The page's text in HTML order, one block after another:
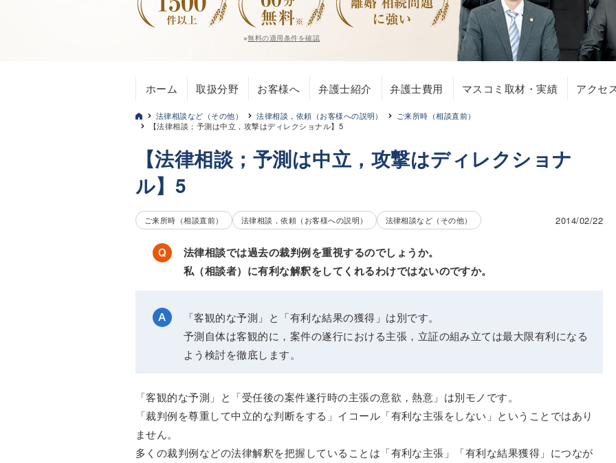
※無料の適用条件を確認
ホーム 取扱分野 お客様へ 弁護士紹介 弁護士費用 マスコミ取材・実績 アクセ
法律相談など（その他） 法律相談，依頼（お客様への説明）
ご来所時（相談直前）
【法律相談；予測は中立，攻撃はディレクショナル】5
【法律相談；予測は中立，攻撃はディレクショナ
ル】5
ご来所時（相談直前） 法律相談，依頼（お客様への説明） 法律相談など（その他） 2014/02/22
法律相談では過去の裁判例を重視するのでしょうか。
私（相談者）に有利な解釈をしてくれるわけではないのですか。
「客観的な予測」と「有利な結果の獲得」は別です。
予測自体は客観的に，案件の遂行における主張，立証の組み立ては最大限有利になる
よう検討を徹底します。
「客観的な予測」と「受任後の案件遂行時の主張の意欲，熱意」は別モノです。
「裁判例を尊重して中立的な判断をする」イコール「有利な主張をしない」ということではあり
ません。
多くの裁判例などの法律解釈を把握していることは「有利な主張」「有利な結果獲得」につなが